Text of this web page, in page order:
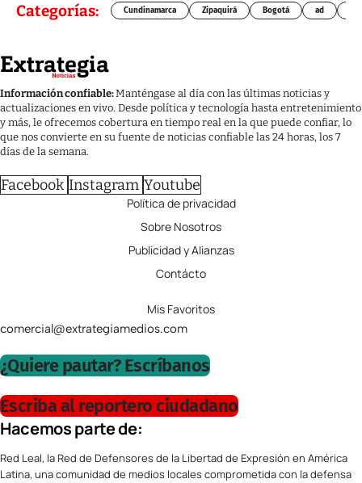
Categorías: Cundinamarca Zipaquirá Bogotá ad
Información confiable:Manténgase al día con las últimas noticias y
actualizaciones en vivo. Desde política y tecnología hasta entretenimiento
y más, le ofrecemos cobertura en tiempo real en la que puede confiar, lo
que nos convierte en su fuente de noticias confiable las 24 horas, los 7
días de la semana.
Facebook Instagram Youtube
Política de privacidad
Sobre Nosotros
Publicidad y Alianzas
Contácto
Mis Favoritos
comercial@extrategiamedios.com
¿Quiere pautar? Escríbanos
Escriba al reportero ciudadano
Hacemos parte de:
Red Leal, la Red de Defensores de la Libertad de Expresión en América
Latina, una comunidad de medios locales comprometida con la defensa